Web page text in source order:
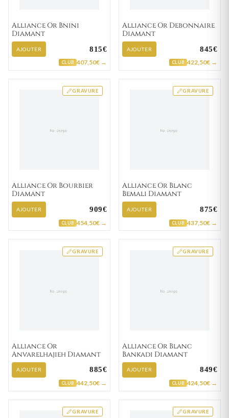
Alliance Or Bnini
Diamant
AJOUTER 815€
CLUB 407,50€ →
Alliance Or Debonnaire
Diamant
AJOUTER 845€
CLUB 422,50€ →
GRAVURE
Alliance Or Bourbier
Diamant
AJOUTER 909€
CLUB 454,50€ →
GRAVURE
Alliance Or Blanc
Bemali Diamant
AJOUTER 875€
CLUB 437,50€ →
GRAVURE
Alliance Or
Anvarelhajieh Diamant
AJOUTER 885€
CLUB 442,50€ →
GRAVURE
Alliance Or Blanc
Bankadi Diamant
AJOUTER 849€
CLUB 424,50€ →
GRAVURE GRAVURE